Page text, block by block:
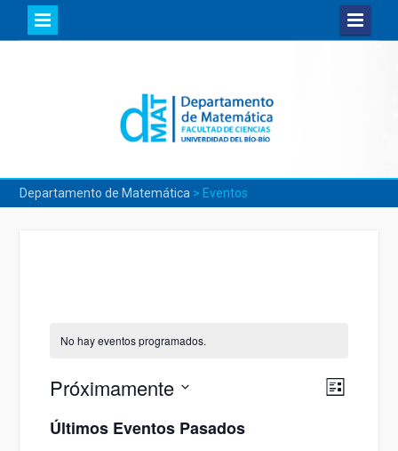
Departamento de Matemática > Eventos
No hay eventos programados.
Lista
Próximamente
fecha.
Últimos Eventos Pasados